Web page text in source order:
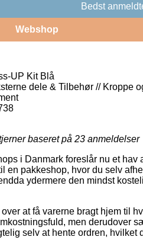
Bedst
Webshop
UP Kit Blå
dele & Tilbehør // Kroppe
baseret på 23 anmeldelser
i Danmark foreslår nu et
en pakkeshop, hvor du selv
ydermere den mindst
at få varerne bragt hjem til
men derudover
selv at hente ordren,